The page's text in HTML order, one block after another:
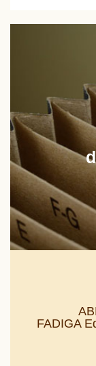
FADIGA